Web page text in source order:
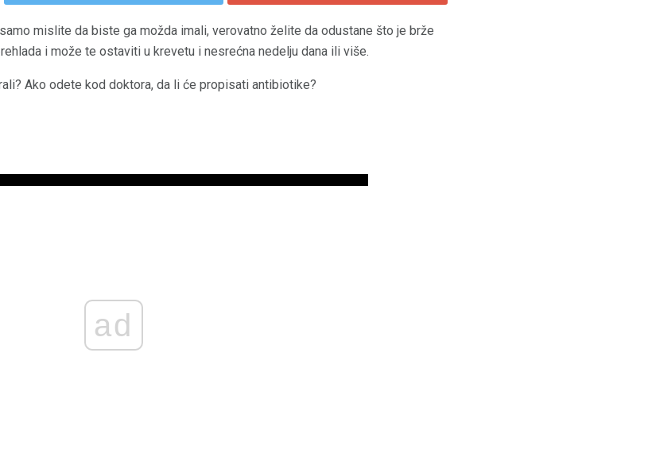
mislite da biste ga možda imali, verovatno želite da odustane što je brže
i može te ostaviti u krevetu i nesrećna nedelju dana ili više.
Ako odete kod doktora, da li će propisati antibiotike?
ad